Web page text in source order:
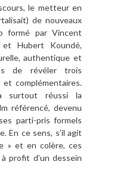
le metteur en
de nouveaux
formé par Vincent
et Hubert Koundé,
authentique et
de révéler trois
complémentaires.
surtout réussi la
référencé, devenu
parti-pris formels
En ce sens, s’il agit
» et en colère, ces
profit d’un dessein